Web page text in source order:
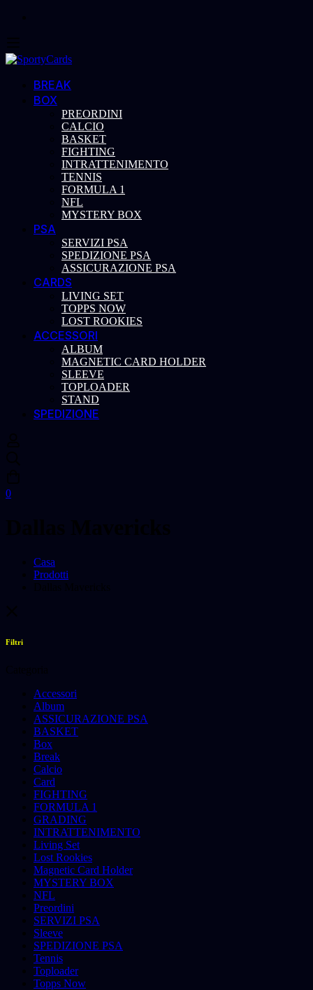
BREAK
BOX
PREORDINI
CALCIO
BASKET
FIGHTING
INTRATTENIMENTO
TENNIS
FORMULA 1
NFL
MYSTERY BOX
PSA
SERVIZI PSA
SPEDIZIONE PSA
ASSICURAZIONE PSA
CARDS
LIVING SET
TOPPS NOW
LOST ROOKIES
ACCESSORI
ALBUM
MAGNETIC CARD HOLDER
SLEEVE
TOPLOADER
STAND
SPEDIZIONE
0
Casa
Prodotti
Filtri
Accessori
Album
ASSICURAZIONE PSA
BASKET
Box
Break
Calcio
Card
FIGHTING
FORMULA 1
GRADING
INTRATTENIMENTO
Living Set
Lost Rookies
Magnetic Card Holder
MYSTERY BOX
NFL
Preordini
SERVIZI PSA
Sleeve
SPEDIZIONE PSA
Tennis
Toploader
Topps Now